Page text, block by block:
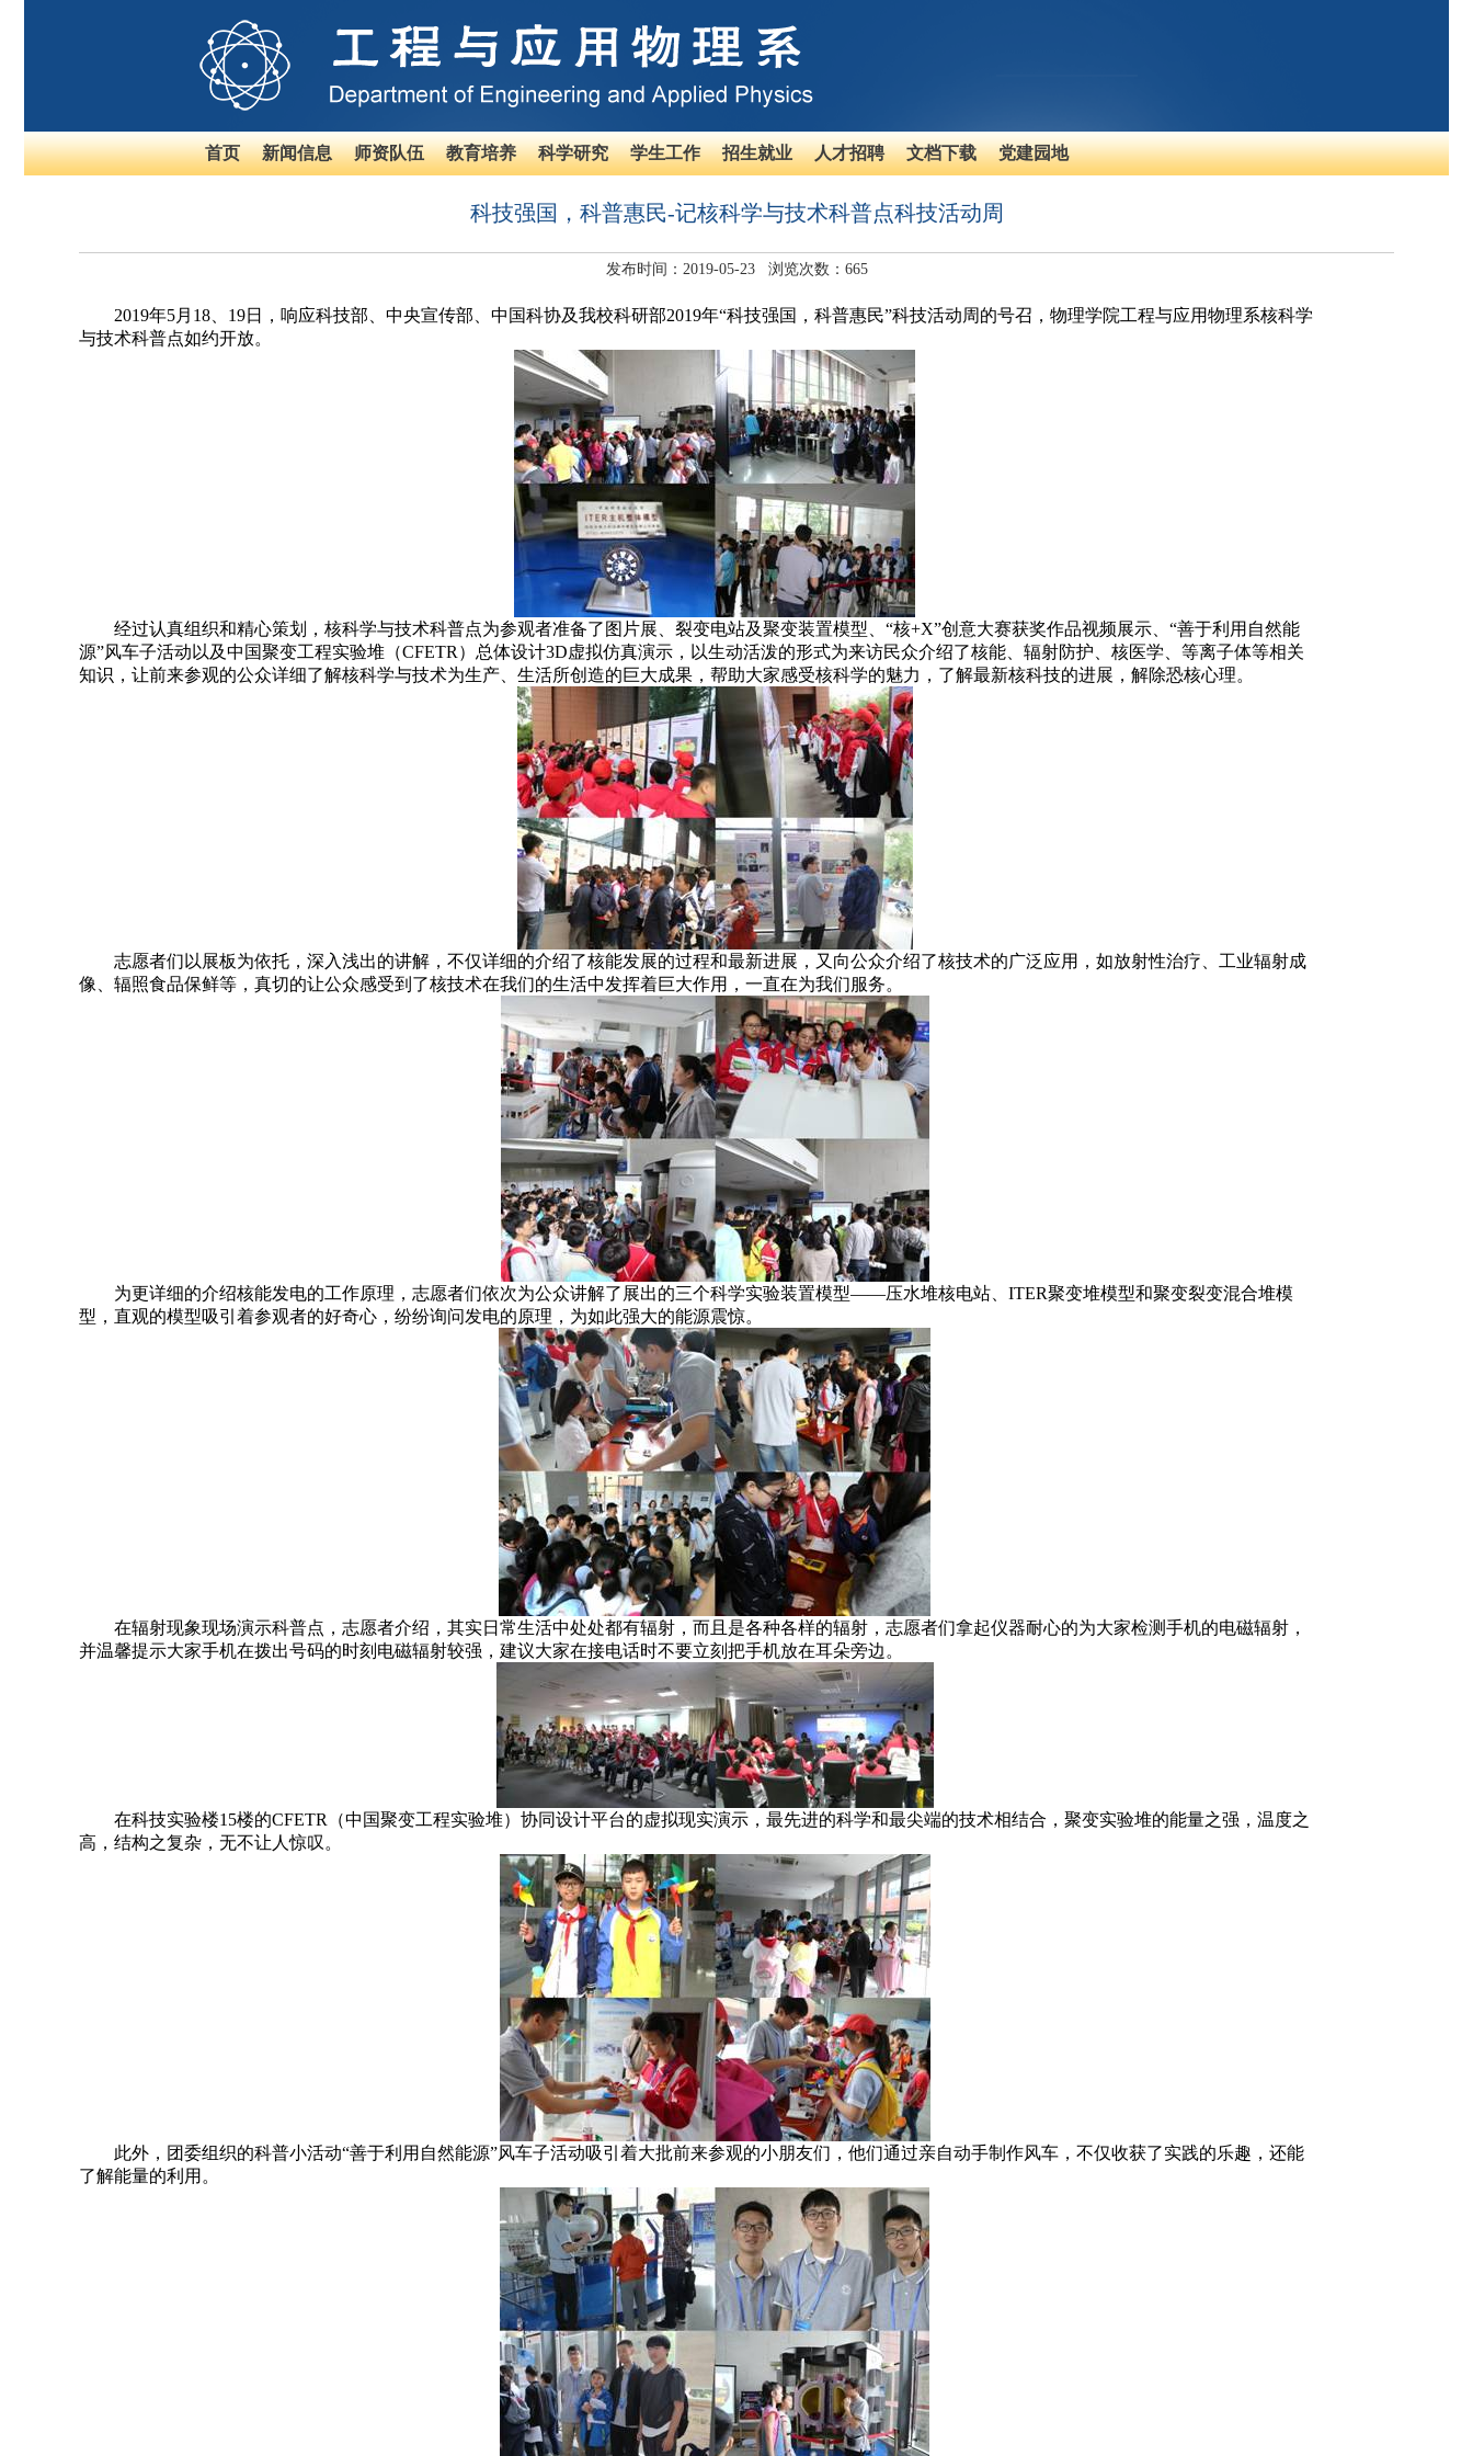
首页 新闻信息 师资队伍 教育培养 科学研究 学生工作 招生就业 人才招聘 文档下载 党建园地
科技强国，科普惠民-记核科学与技术科普点科技活动周
发布时间： 2019-05-23 浏览次数： 665
2019年5月 18 19日，响应科技部、中央宣传部、中国科协及我校科研部2019年“科技强国，科普惠民”科技活动周的号召，物理学院工程与应用物理系核科学
与技术科普点如约开放。
经过认真组织和精心策划，核科学与技术科普点为参观者准备了图片展、裂变电站及聚变装置模型、“核+X”创意大赛获奖作品视频展示、“善于利用自然能
源”风车子活动以及中国聚变工程实验堆（CFETR ）总体设计3D虚拟仿真演示，以生动活泼的形式为来访民众介绍了核能、辐射防护、核医学、等离子体等相关
知识，让前来参观的公众详细了解核科学与技术为生产、生活所创造的巨大成果，帮助大家感受核科学的魅力，了解最新核科技的进展，解除恐核心理。
志愿者们以展板为依托，深入浅出的讲解，不仅详细的介绍了核能发展的过程和最新进展，又向公众介绍了核技术的广泛应用，如放射性治疗、工业辐射成
像、辐照食品保鲜等，真切的让公众感受到了核技术在我们的生活中发挥着巨大作用，一直在为我们服务。
为更详细的介绍核能发电的工作原理，志愿者们依次为公众讲解了展出的三个科学实验装置模型——压水堆核电站、 ITER聚变堆模型和聚变裂变混合堆模
型，直观的模型吸引着参观者的好奇心，纷纷询问发电的原理，为如此强大的能源震惊。
在辐射现象现场演示科普点，志愿者介绍，其实日常生活中处处都有辐射，而且是各种各样的辐射，志愿者们拿起仪器耐心的为大家检测手机的电磁辐射，
并温馨提示大家手机在拨出号码的时刻电磁辐射较强，建议大家在接电话时不要立刻把手机放在耳朵旁边。
在科技实验楼15楼的CFETR
（中国聚变工程实验堆）协同设计平台的虚拟现实演示，最先进的科学和最尖端的技术相结合，聚变实验堆的能量之强，温度之
高，结构之复杂，无不让人惊叹。
此外，团委组织的科普小活动“善于利用自然能源”风车子活动吸引着大批前来参观的小朋友们，他们通过亲自动手制作风车，不仅收获了实践的乐趣，还能
了解能量的利用。